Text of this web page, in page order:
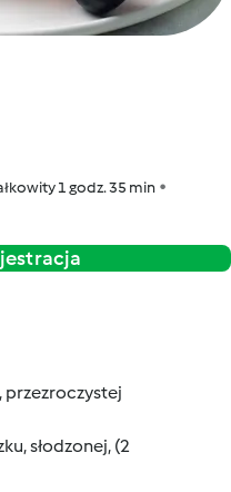
1 godz. 35 min
przezroczystej
słodzonej, (2